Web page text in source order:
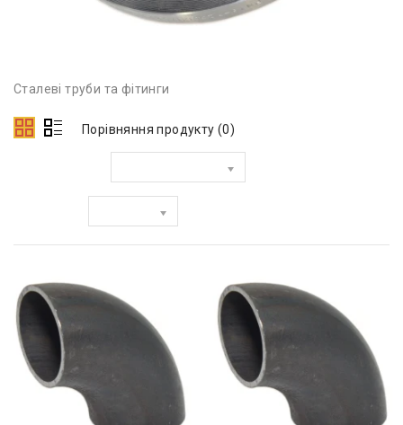
Сталеві труби та фітинги
Порівняння продукту (0)